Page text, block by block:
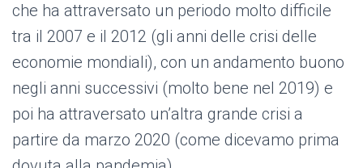
che ha attraversato un periodo molto difficile
tra il 2007 e il 2012 (gli anni delle crisi delle
economie mondiali), con un andamento buono
negli anni successivi (molto bene nel 2019) e
poi ha attraversato un’altra grande crisi a
partire da marzo 2020 (come dicevamo prima